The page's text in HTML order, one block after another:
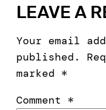
LEAVE A
Your email
published.
marked *
Comment *